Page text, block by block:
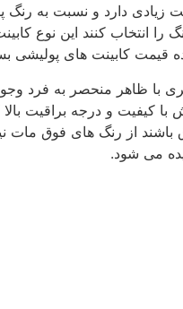
زیادی دارد و نسبت به
انتخاب کنند این نوع
قیمت کابینت های پولیشی
با ظاهر منحصر به فرد
کیفیت و درجه براقیت
باشند از رنگ های فوق مات
می شود.